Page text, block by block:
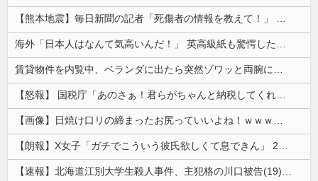
【熊本地震】毎日新聞の記者「死傷者の情報を教えて！」 → 企業「個人情報は控えます！」 → 記「年代は？特定につながらないでしょ？教えてよ？教えてよ？」
海外「日本人はなんて気高いんだ！」 英高級紙も驚愕した極限の中の日本人の姿に世界が衝撃
賃貸物件を内覧中、ベランダに出たら突然ゾワッと両腕に鳥肌が出た。「やっぱりこの部屋嫌だ」と思った瞬間、体が前にドンッと突き飛ばされて…
【怒報】 国税庁「あのさぁ！君らがちゃんと納税してくれないとこうなっちゃうけどどうする？！」←これw w w w w w w w
【画像】日焼け口リの締まったお尻っていいよね！ｗｗｗｗｗ
【朗報】X女子「ガチでこういう彼氏欲しくて息できん」 2000万バズ
【速報】北海道江別大学生殺人事件、主犯格の川口被告(19)に無期懲役の判決